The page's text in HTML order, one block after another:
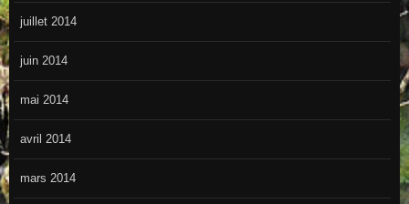
juillet 2014
juin 2014
mai 2014
avril 2014
mars 2014